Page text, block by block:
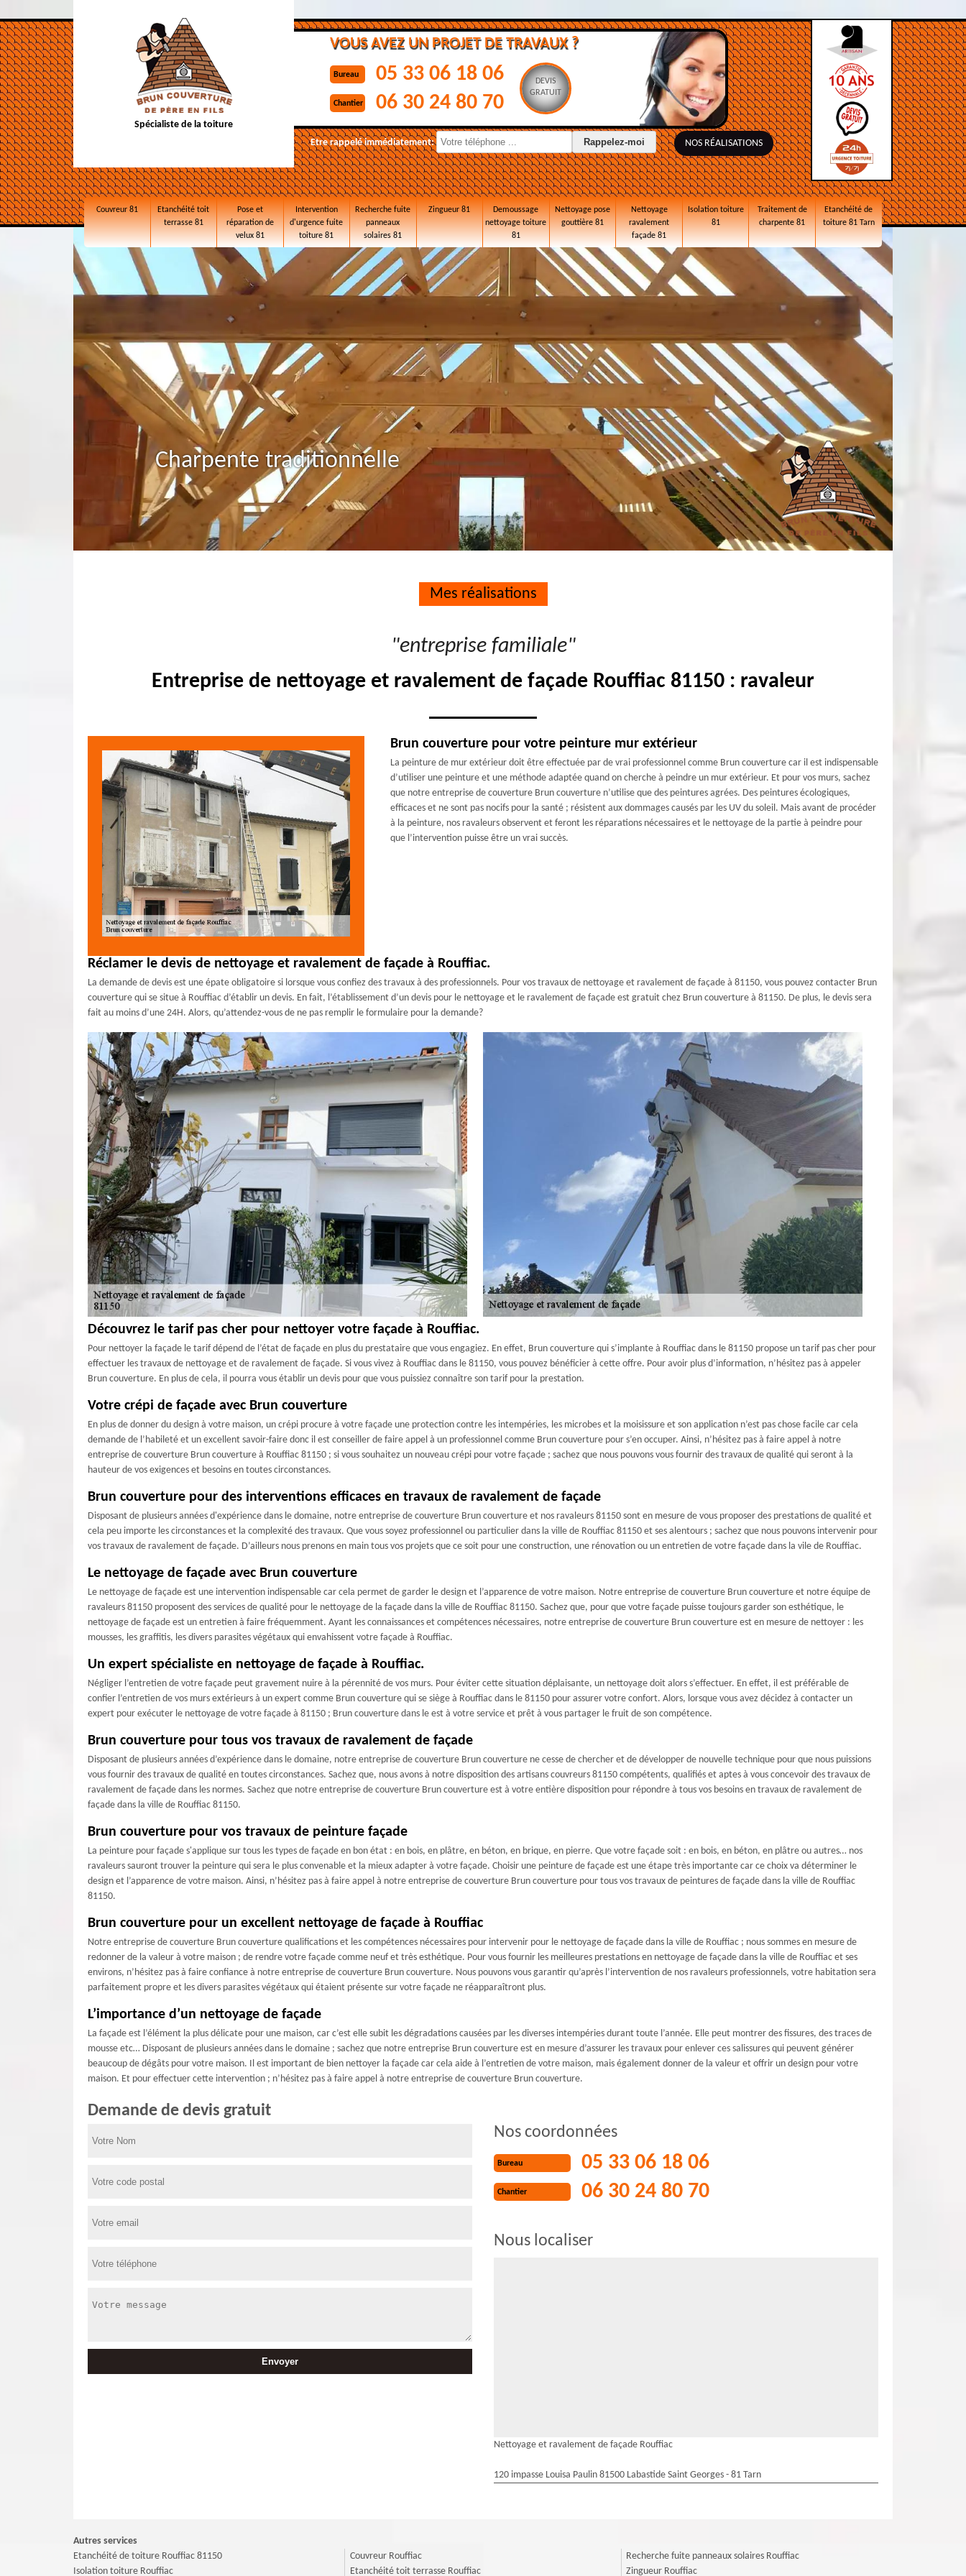
Spécialiste de la toiture
VOUS AVEZ UN PROJET DE TRAVAUX ?
Bureau 05 33 06 18 06
Chantier 06 30 24 80 70
DEVIS
GRATUIT
Etre rappelé immédiatement: NOS RÉALISATIONS
Couvreur 81
Etanchéité toit
terrasse 81
Pose et
réparation de
velux 81
Intervention
d'urgence fuite
toiture 81
Recherche fuite
panneaux
solaires 81
Zingueur 81
Demoussage
nettoyage toiture
81
Nettoyage pose
gouttière 81
Nettoyage
ravalement
façade 81
Isolation toiture
81
Traitement de
charpente 81
Etanchéité de
toiture 81 Tarn
Charpente traditionnelle
Mes réalisations
"entreprise familiale"
Entreprise de nettoyage et ravalement de façade Rouffiac 81150 : ravaleur
Brun couverture pour votre peinture mur extérieur
La peinture de mur extérieur doit être effectuée par de vrai professionnel comme Brun couverture car il est indispensable
d’utiliser une peinture et une méthode adaptée quand on cherche à peindre un mur extérieur. Et pour vos murs, sachez
que notre entreprise de couverture Brun couverture n’utilise que des peintures agrées. Des peintures écologiques,
efficaces et ne sont pas nocifs pour la santé ; résistent aux dommages causés par les UV du soleil. Mais avant de procéder
à la peinture, nos ravaleurs observent et feront les réparations nécessaires et le nettoyage de la partie à peindre pour
que l’intervention puisse être un vrai succès.
Réclamer le devis de nettoyage et ravalement de façade à Rouffiac.
La demande de devis est une épate obligatoire si lorsque vous confiez des travaux à des professionnels. Pour vos travaux de nettoyage et ravalement de façade à 81150, vous pouvez contacter Brun
couverture qui se situe à Rouffiac d’établir un devis. En fait, l’établissement d’un devis pour le nettoyage et le ravalement de façade est gratuit chez Brun couverture à 81150. De plus, le devis sera
fait au moins d’une 24H. Alors, qu’attendez-vous de ne pas remplir le formulaire pour la demande?
Découvrez le tarif pas cher pour nettoyer votre façade à Rouffiac.
Pour nettoyer la façade le tarif dépend de l’état de façade en plus du prestataire que vous engagiez. En effet, Brun couverture qui s’implante à Rouffiac dans le 81150 propose un tarif pas cher pour
effectuer les travaux de nettoyage et de ravalement de façade. Si vous vivez à Rouffiac dans le 81150, vous pouvez bénéficier à cette offre. Pour avoir plus d’information, n’hésitez pas à appeler
Brun couverture. En plus de cela, il pourra vous établir un devis pour que vous puissiez connaître son tarif pour la prestation.
Votre crépi de façade avec Brun couverture
En plus de donner du design à votre maison, un crépi procure à votre façade une protection contre les intempéries, les microbes et la moisissure et son application n’est pas chose facile car cela
demande de l’habileté et un excellent savoir-faire donc il est conseiller de faire appel à un professionnel comme Brun couverture pour s’en occuper. Ainsi, n’hésitez pas à faire appel à notre
entreprise de couverture Brun couverture à Rouffiac 81150 ; si vous souhaitez un nouveau crépi pour votre façade ; sachez que nous pouvons vous fournir des travaux de qualité qui seront à la
hauteur de vos exigences et besoins en toutes circonstances.
Brun couverture pour des interventions efficaces en travaux de ravalement de façade
Disposant de plusieurs années d'expérience dans le domaine, notre entreprise de couverture Brun couverture et nos ravaleurs 81150 sont en mesure de vous proposer des prestations de qualité et
cela peu importe les circonstances et la complexité des travaux. Que vous soyez professionnel ou particulier dans la ville de Rouffiac 81150 et ses alentours ; sachez que nous pouvons intervenir pour
vos travaux de ravalement de façade. D’ailleurs nous prenons en main tous vos projets que ce soit pour une construction, une rénovation ou un entretien de votre façade dans la vile de Rouffiac.
Le nettoyage de façade avec Brun couverture
Le nettoyage de façade est une intervention indispensable car cela permet de garder le design et l’apparence de votre maison. Notre entreprise de couverture Brun couverture et notre équipe de
ravaleurs 81150 proposent des services de qualité pour le nettoyage de la façade dans la ville de Rouffiac 81150. Sachez que, pour que votre façade puisse toujours garder son esthétique, le
nettoyage de façade est un entretien à faire fréquemment. Ayant les connaissances et compétences nécessaires, notre entreprise de couverture Brun couverture est en mesure de nettoyer : les
mousses, les graffitis, les divers parasites végétaux qui envahissent votre façade à Rouffiac.
Un expert spécialiste en nettoyage de façade à Rouffiac.
Négliger l’entretien de votre façade peut gravement nuire à la pérennité de vos murs. Pour éviter cette situation déplaisante, un nettoyage doit alors s’effectuer. En effet, il est préférable de
confier l’entretien de vos murs extérieurs à un expert comme Brun couverture qui se siège à Rouffiac dans le 81150 pour assurer votre confort. Alors, lorsque vous avez décidez à contacter un
expert pour exécuter le nettoyage de votre façade à 81150 ; Brun couverture dans le est à votre service et prêt à vous partager le fruit de son compétence.
Brun couverture pour tous vos travaux de ravalement de façade
Disposant de plusieurs années d’expérience dans le domaine, notre entreprise de couverture Brun couverture ne cesse de chercher et de développer de nouvelle technique pour que nous puissions
vous fournir des travaux de qualité en toutes circonstances. Sachez que, nous avons à notre disposition des artisans couvreurs 81150 compétents, qualifiés et aptes à vous concevoir des travaux de
ravalement de façade dans les normes. Sachez que notre entreprise de couverture Brun couverture est à votre entière disposition pour répondre à tous vos besoins en travaux de ravalement de
façade dans la ville de Rouffiac 81150.
Brun couverture pour vos travaux de peinture façade
La peinture pour façade s'applique sur tous les types de façade en bon état : en bois, en plâtre, en béton, en brique, en pierre. Que votre façade soit : en bois, en béton, en plâtre ou autres… nos
ravaleurs sauront trouver la peinture qui sera le plus convenable et la mieux adapter à votre façade. Choisir une peinture de façade est une étape très importante car ce choix va déterminer le
design et l’apparence de votre maison. Ainsi, n’hésitez pas à faire appel à notre entreprise de couverture Brun couverture pour tous vos travaux de peintures de façade dans la ville de Rouffiac
81150.
Brun couverture pour un excellent nettoyage de façade à Rouffiac
Notre entreprise de couverture Brun couverture qualifications et les compétences nécessaires pour intervenir pour le nettoyage de façade dans la ville de Rouffiac ; nous sommes en mesure de
redonner de la valeur à votre maison ; de rendre votre façade comme neuf et très esthétique. Pour vous fournir les meilleures prestations en nettoyage de façade dans la ville de Rouffiac et ses
environs, n’hésitez pas à faire confiance à notre entreprise de couverture Brun couverture. Nous pouvons vous garantir qu’après l’intervention de nos ravaleurs professionnels, votre habitation sera
parfaitement propre et les divers parasites végétaux qui étaient présente sur votre façade ne réapparaîtront plus.
L’importance d’un nettoyage de façade
La façade est l’élément la plus délicate pour une maison, car c’est elle subit les dégradations causées par les diverses intempéries durant toute l’année. Elle peut montrer des fissures, des traces de
mousse etc… Disposant de plusieurs années dans le domaine ; sachez que notre entreprise Brun couverture est en mesure d’assurer les travaux pour enlever ces salissures qui peuvent générer
beaucoup de dégâts pour votre maison. Il est important de bien nettoyer la façade car cela aide à l’entretien de votre maison, mais également donner de la valeur et offrir un design pour votre
maison. Et pour effectuer cette intervention ; n’hésitez pas à faire appel à notre entreprise de couverture Brun couverture.
Demande de devis gratuit
Nos coordonnées
Bureau 05 33 06 18 06
Chantier 06 30 24 80 70
Nous localiser
Nettoyage et ravalement de façade Rouffiac
120 impasse Louisa Paulin 81500 Labastide Saint Georges - 81 Tarn
Autres services
Etanchéité de toiture Rouffiac 81150
Isolation toiture Rouffiac
Couvreur Rouffiac
Etanchéité toit terrasse Rouffiac
Recherche fuite panneaux solaires Rouffiac
Zingueur Rouffiac